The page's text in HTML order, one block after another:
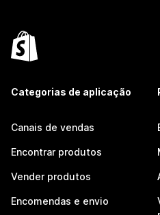
Categorias de aplicação
Canais de vendas
Encontrar produtos
Vender produtos
Encomendas e envio